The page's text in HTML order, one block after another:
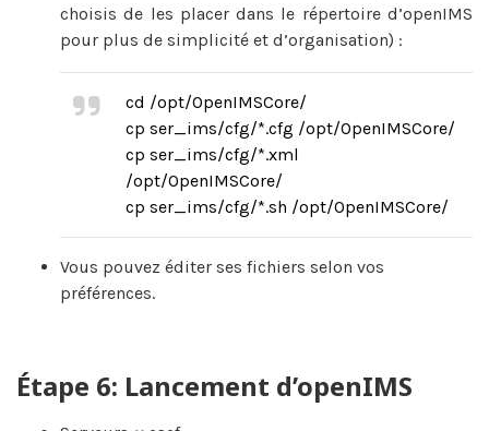
choisis de les placer dans le répertoire d’openIMS
pour plus de simplicité et d’organisation) :
cd /opt/OpenIMSCore/
cp ser_ims/cfg/*.cfg /opt/OpenIMSCore/
cp ser_ims/cfg/*.xml
/opt/OpenIMSCore/
cp ser_ims/cfg/*.sh /opt/OpenIMSCore/
Vous pouvez éditer ses fichiers selon vos
préférences.
Étape 6: Lancement d’openIMS